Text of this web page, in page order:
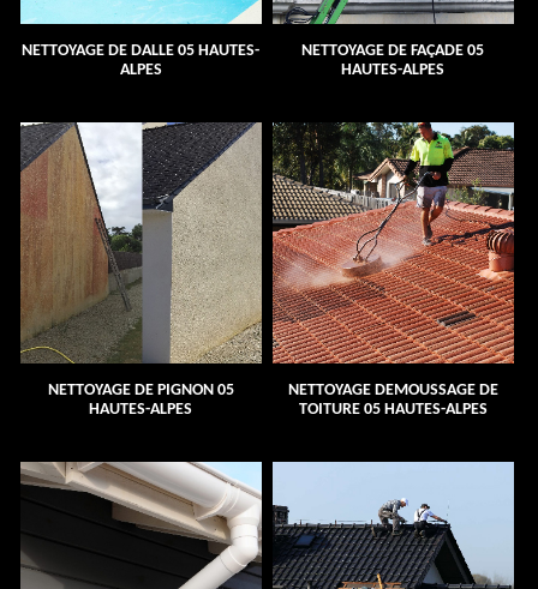
NETTOYAGE DE DALLE 05 HAUTES-
ALPES
NETTOYAGE DE FAÇADE 05
HAUTES-ALPES
NETTOYAGE DE PIGNON 05
HAUTES-ALPES
NETTOYAGE DEMOUSSAGE DE
TOITURE 05 HAUTES-ALPES